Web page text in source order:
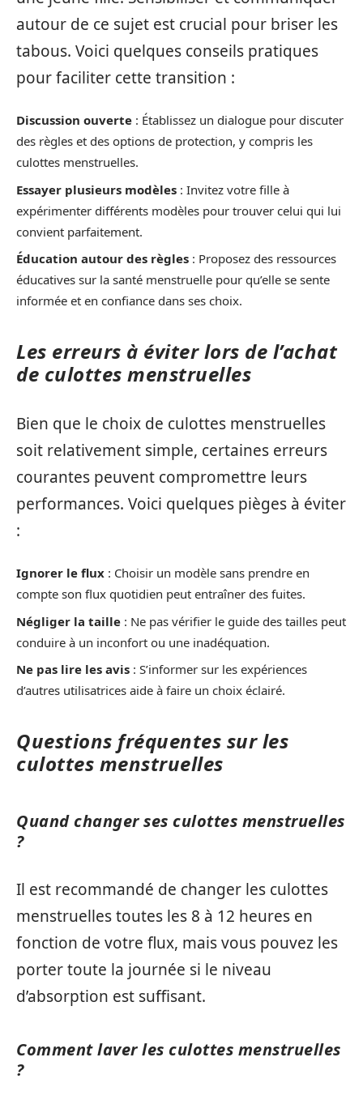
autour de ce sujet est crucial pour briser les
tabous. Voici quelques conseils pratiques
pour faciliter cette transition :
Discussion ouverte : Établissez un dialogue pour discuter
des règles et des options de protection, y compris les
culottes menstruelles.
Essayer plusieurs modèles : Invitez votre fille à
expérimenter différents modèles pour trouver celui qui lui
convient parfaitement.
Éducation autour des règles : Proposez des ressources
éducatives sur la santé menstruelle pour qu’elle se sente
informée et en confiance dans ses choix.
Les erreurs à éviter lors de l’achat
de culottes menstruelles
Bien que le choix de culottes menstruelles
soit relativement simple, certaines erreurs
courantes peuvent compromettre leurs
performances. Voici quelques pièges à éviter
:
Ignorer le flux : Choisir un modèle sans prendre en
compte son flux quotidien peut entraîner des fuites.
Négliger la taille : Ne pas vérifier le guide des tailles peut
conduire à un inconfort ou une inadéquation.
Ne pas lire les avis : S’informer sur les expériences
d’autres utilisatrices aide à faire un choix éclairé.
Questions fréquentes sur les
culottes menstruelles
Quand changer ses culottes menstruelles
?
Il est recommandé de changer les culottes
menstruelles toutes les 8 à 12 heures en
fonction de votre flux, mais vous pouvez les
porter toute la journée si le niveau
d’absorption est suffisant.
Comment laver les culottes menstruelles
?